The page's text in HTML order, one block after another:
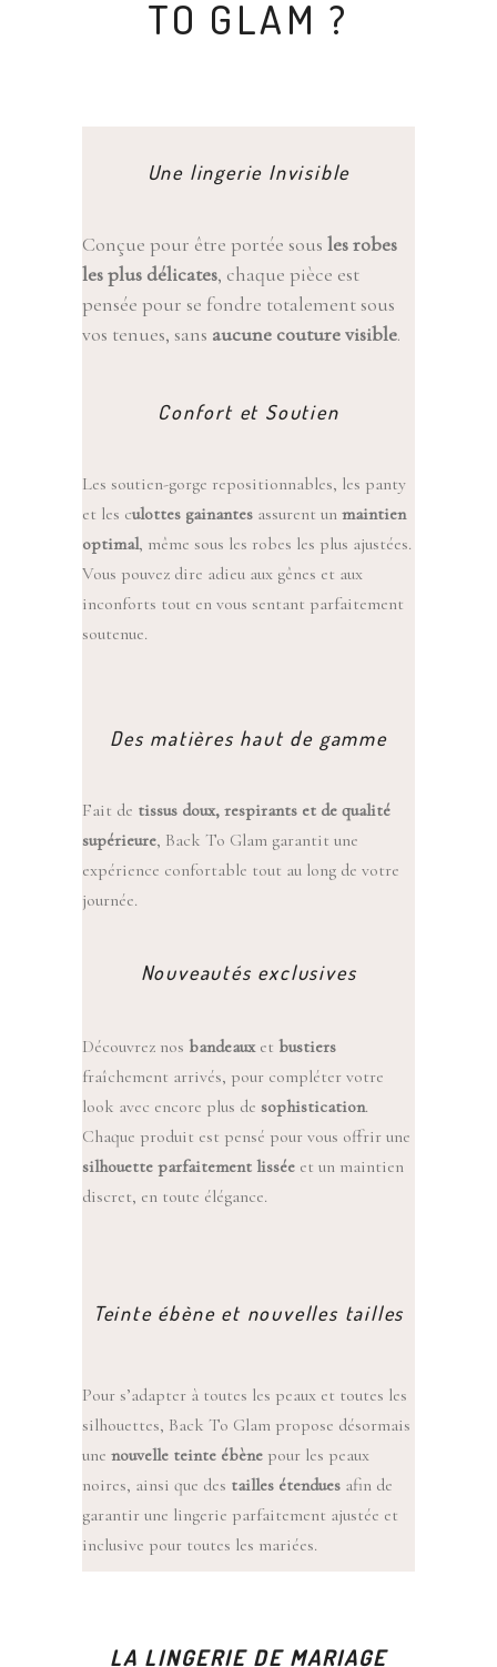
TO GLAM ?
Une lingerie Invisible
Conçue pour être portée sous les robes
les plus délicates, chaque pièce est
pensée pour se fondre totalement sous
vos tenues, sans aucune couture visible.
Confort et Soutien
Les soutien-gorge repositionnables, les panty
et les culottes gainantes assurent un maintien
optimal, même sous les robes les plus ajustées.
Vous pouvez dire adieu aux gênes et aux
inconforts tout en vous sentant parfaitement
soutenue.
Des matières haut de gamme
Fait de tissus doux, respirants et de qualité
supérieure, Back To Glam garantit une
expérience confortable tout au long de votre
journée.
Nouveautés exclusives
Découvrez nos bandeauxet bustiers
fraîchement arrivés, pour compléter votre
look avec encore plus de sophistication.
Chaque produit est pensé pour vous offrir une
silhouette parfaitement lissée et un maintien
discret, en toute élégance.
Teinte ébène et nouvelles tailles
Pour s’adapter à toutes les peaux et toutes les
silhouettes, Back To Glam propose désormais
une nouvelle teinte ébène pour les peaux
noires, ainsi que des tailles étendues afin de
garantir une lingerie parfaitement ajustée et
inclusive pour toutes les mariées.
LA LINGERIE DE MARIAGE